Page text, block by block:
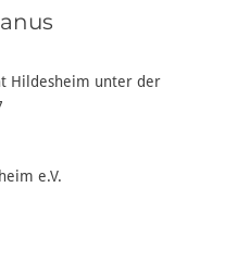
Hildesheim unter der
e.V.